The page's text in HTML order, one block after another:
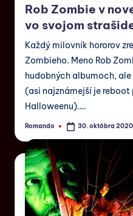
Rob Zombie v
vo svojom
Každý milovník hororov
Zombieho. Meno Rob
hudobných albumoch,
(asi najznámejší je
Halloweenu).…
Romando 30. októbra 2020